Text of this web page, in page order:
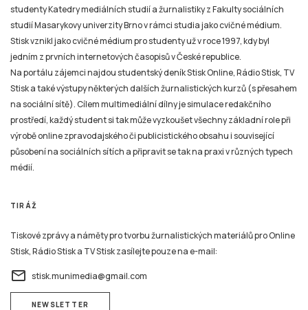
studenty Katedry mediálních studií a žurnalistiky z Fakulty sociálních
studií Masarykovy univerzity Brno v rámci studia jako cvičné médium.
Stisk vznikl jako cvičné médium pro studenty už v roce 1997, kdy byl
jedním z prvních internetových časopisů v České republice.
Na portálu zájemci najdou studentský deník Stisk Online, Rádio Stisk, TV
Stisk a také výstupy některých dalších žurnalistických kurzů (s přesahem
na sociální sítě). Cílem multimediální dílny je simulace redakčního
prostředí, každý student si tak může vyzkoušet všechny základní role při
výrobě online zpravodajského či publicistického obsahu i související
působení na sociálních sítích a připravit se tak na praxi v různých typech
médií.
TIRÁŽ
Tiskové zprávy a náměty pro tvorbu žurnalistických materiálů pro Online
Stisk, Rádio Stisk a TV Stisk zasílejte pouze na e-mail:
email stisk.munimedia@gmail.com
NEWSLETTER